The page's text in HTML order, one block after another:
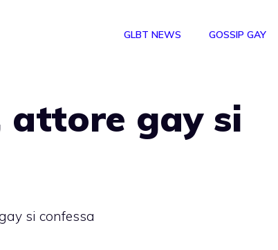
GLBT NEWS GOSSIP GAY
attore gay si
si confessa